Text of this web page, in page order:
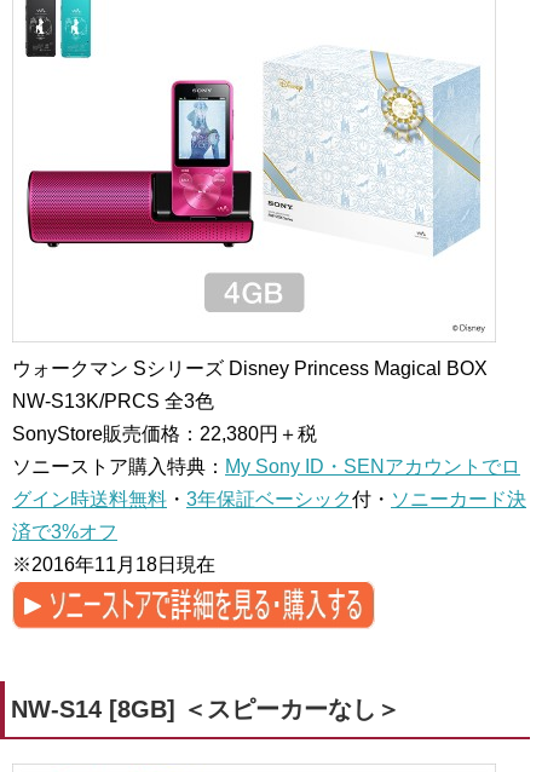
ウォークマン Sシリーズ Disney Princess Magical BOX
NW-S13K/PRCS 全3色
SonyStore販売価格：22,380円＋税
ソニーストア購入特典： My Sony ID・SENアカウントでロ
グイン時送料無料 ・ 3年保証ベーシック付・ ソニーカード決
済で3%オフ
※2016年11月18日現在
NW-S14 [8GB] ＜スピーカーなし＞